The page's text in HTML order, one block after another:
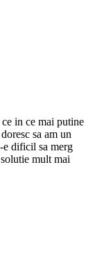
in ce mai putine
sa am un
dificil sa merg
mult mai